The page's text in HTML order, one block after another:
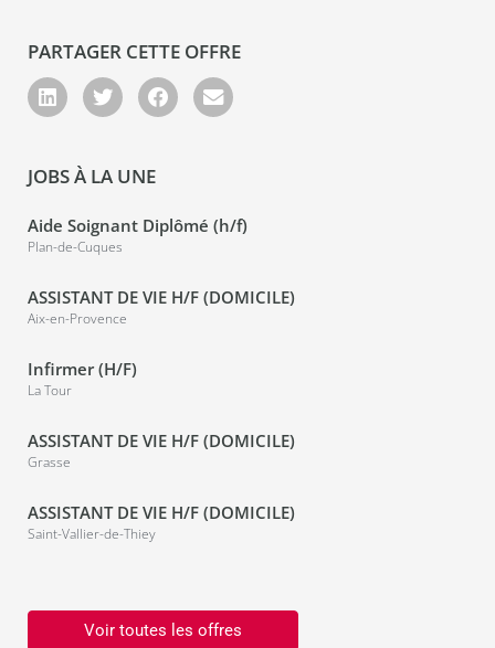
PARTAGER CETTE OFFRE
JOBS À LA UNE
Aide Soignant Diplômé (h/f)
Plan-de-Cuques
ASSISTANT DE VIE H/F (DOMICILE)
Aix-en-Provence
Infirmer (H/F)
La Tour
ASSISTANT DE VIE H/F (DOMICILE)
Grasse
ASSISTANT DE VIE H/F (DOMICILE)
Saint-Vallier-de-Thiey
Voir toutes les offres